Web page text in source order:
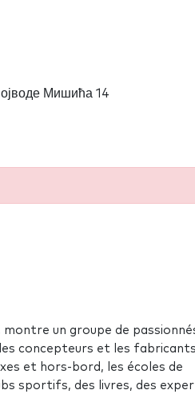
Мишића 14
un groupe de
concepteurs et les
et hors-bord, les écoles de
sportifs, des livres, des